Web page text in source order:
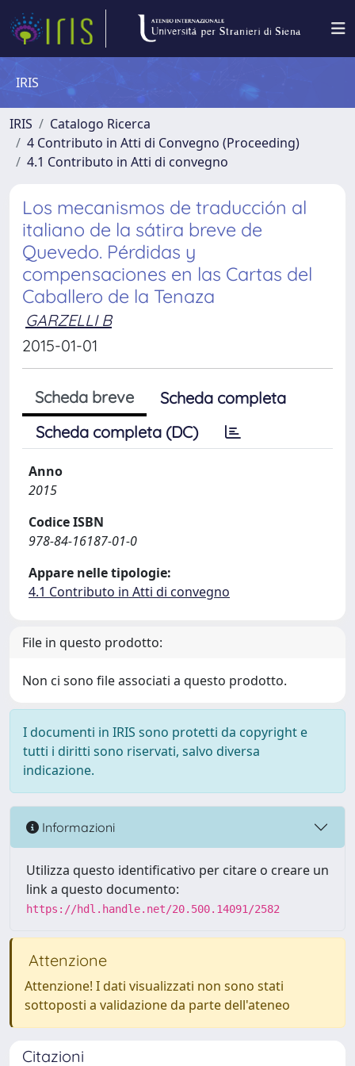
IRIS
IRIS
Catalogo Ricerca
4 Contributo in Atti di Convegno (Proceeding)
4.1 Contributo in Atti di convegno
Los mecanismos de traducción al
italiano de la sátira breve de
Quevedo. Pérdidas y
compensaciones en las Cartas del
Caballero de la Tenaza
GARZELLI B
2015-01-01
Scheda breve
Scheda completa
Scheda completa (DC)
Anno
2015
Codice ISBN
978-84-16187-01-0
Appare nelle tipologie:
4.1 Contributo in Atti di convegno
File in questo prodotto:
Non ci sono file associati a questo prodotto.
I documenti in IRIS sono protetti da copyright e
tutti i diritti sono riservati, salvo diversa
indicazione.
Informazioni
Utilizza questo identificativo per citare o creare un
link a questo documento:
https://hdl.handle.net/20.500.14091/2582
Attenzione
Attenzione! I dati visualizzati non sono stati
sottoposti a validazione da parte dell'ateneo
Citazioni